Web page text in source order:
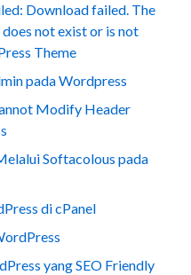
Download failed. The
not exist or is not
Theme
pada Wordpress
Modify Header
Softacolous pada
di cPanel
yang SEO Friendly